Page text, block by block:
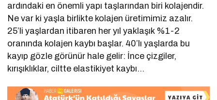
ardındaki en önemli yapı taşlarından biri kolajendir.
Ne var ki yaşla birlikte kolajen üretimimiz azalır.
25’li yaşlardan itibaren her yıl yaklaşık %1-2
oranında kolajen kaybı başlar. 40’lı yaşlarda bu
kayıp gözle görünür hale gelir: İnce çizgiler,
kırışıklıklar, ciltte elastikiyet kaybı…